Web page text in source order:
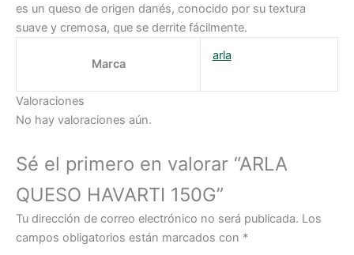
es un queso de origen danés, conocido por su textura
suave y cremosa, que se derrite fácilmente.
Marca
arla
Valoraciones
No hay valoraciones aún.
Sé el primero en valorar “ARLA
QUESO HAVARTI 150G”
Tu dirección de correo electrónico no será publicada. Los
campos obligatorios están marcados con *